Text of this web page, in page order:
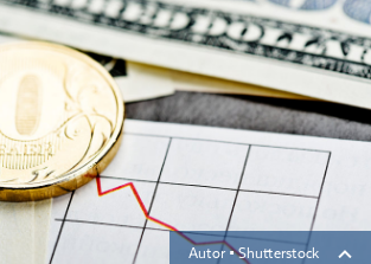
Autor ▪Shutterstock